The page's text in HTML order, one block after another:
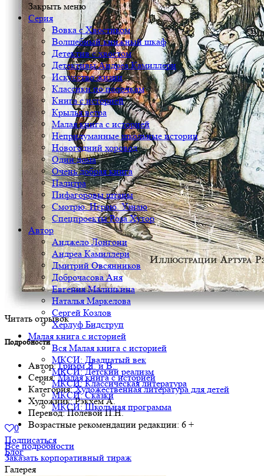
Закрыть меню
Серия
Вовка с Хвостиком
Волшебный книжный шкаф
Детектив с хвостом
Детективы Андреа Камиллери
Искусство жизни
Классики по полочкам
Книга с историей
Крылья ветра
Малая книга с историей
Непридуманные школьные истории
Новогодний хоровод
Один дома
Очень добрая книга
Палитра
Пифагоровы штаны
Смотрю. Играю. Узнаю
Спецпроекты Роза Хутор
Автор
Анджело Лонгони
Андреа Камиллери
Дмитрий Овсянников
Доброчасова Аня
Евгения Малинкина
Наталья Маркелова
Сергей Козлов
Херлуф Бидструп
Малая книга с историей
Вся Малая книга с историей
МКСИ: Двадцатый век
МКСИ: Детский реализм
МКСИ: Классическая литература
МКСИ: Сказки
МКСИ: Школьная программа
0
Подписаться
Блог
Читать отрывок
Подробности
Автор: Гримм Я. и В.
Серия: Малая книга с историей
Категория: Художественная литература для детей
Художник:Рэкхем А.
Перевод:Полевой П.Н.
Возрастные рекомендации редакции: 6 +
Все подробности
Заказать корпоративный тираж
Галерея